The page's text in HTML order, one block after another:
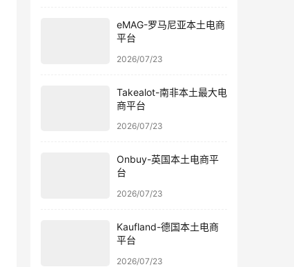
eMAG-罗马尼亚本土电商
平台
2026/07/23
Takealot-南非本土最大电
商平台
2026/07/23
Onbuy-英国本土电商平
台
2026/07/23
Kaufland-德国本土电商
平台
2026/07/23